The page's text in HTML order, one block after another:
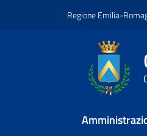
Regione Emilia-